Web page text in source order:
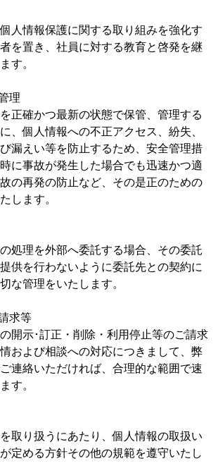
人情報保護に関する取り組みを強化す
を置き、社員に対する教育と啓発を継
す。
理
正確かつ最新の状態で保管、管理する
、個人情報への不正アクセス、紛失、
漏えい等を防止するため、安全管理措
に事故が発生した場合でも迅速かつ適
の再発の防止など、その是正のための
します。
処理を外部へ委託する場合、その委託
供を行わないように委託先との契約に
な管理をいたします。
求等
開示･訂正・削除・利用停止等のご請求
および相談への対応につきまして、弊
連絡いただければ、合理的な範囲で速
す。
取り扱うにあたり、個人情報の取扱い
定める方針その他の規範を遵守いたし